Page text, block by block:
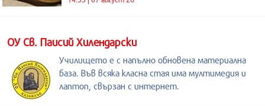
ОУ Св. Паисий Хилендарски
Училището е с напълно обновена материална
база. Във всяка класна стая има мултимедия и
лаптоп, свързан с интернет.